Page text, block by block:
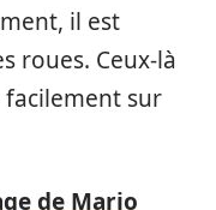
il est
roues. Ceux-là
sur
de Mario